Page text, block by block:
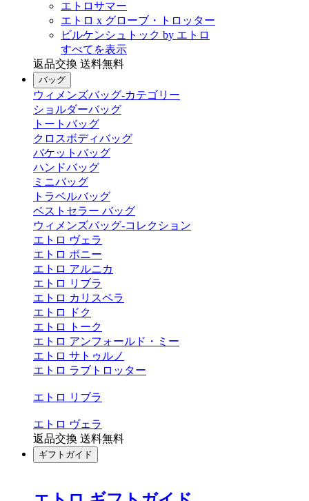
エトロサマー
エトロ x グローブ・トロッター
ビルケンシュトック by エトロ
すべてを表示
返品交換 送料無料
バッグ
ウィメンズバッグ-カテゴリー
ショルダーバッグ
トートバッグ
クロスボディバッグ
バケットバッグ
ハンドバッグ
ミニバッグ
トラベルバッグ
ベストセラー バッグ
ウィメンズバッグ-コレクション
エトロ ヴェラ
エトロ ポニー
エトロ アルニカ
エトロ リブラ
エトロ カリスペラ
エトロ ドク
エトロ トーク
エトロ アンフォールド・ミー
エトロ サトゥルノ
エトロ ラブトロッター
エトロ リブラ
エトロ ヴェラ
返品交換 送料無料
ギフトガイド